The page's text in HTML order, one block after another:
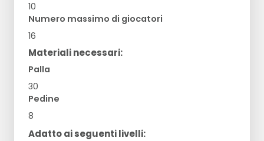
10
Numero massimo di giocatori
16
Materiali necessari:
Palla
30
Pedine
8
Adatto ai seguenti livelli: